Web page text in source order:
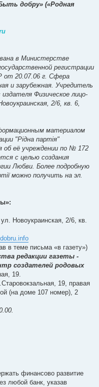
добру» («Родная
в Министерстве
регистрации
от 20.07.06 г. Сфера
и зарубежная. Учредитель
Физическое лицо-
2/6, кв. 6,
материалом
"Рідна партія"
об её учреждении по № 172
с целью создания
Любви. Более подробную
можно получить на эл.
Новоукраинская, 2/6, кв.
в теме письма «в газету»)
редакции газеты -
создателей родовых
19.
19, правая
(на доме 107 номер), 2
финансово развитие
любой банк, указав